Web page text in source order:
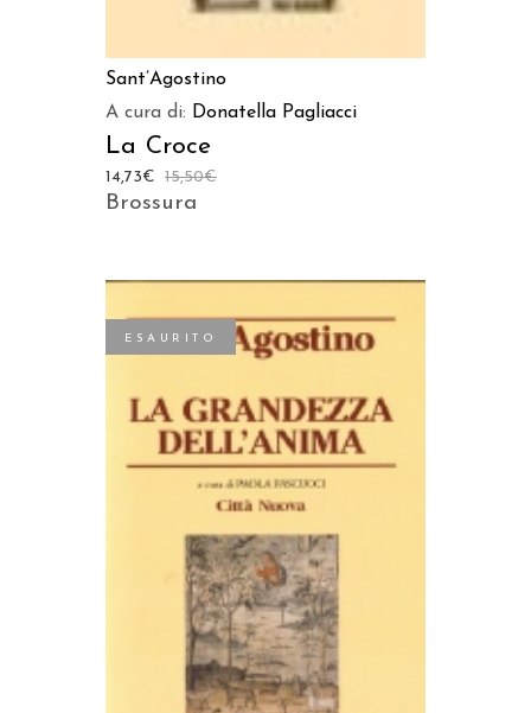
Sant’Agostino
A cura di: Donatella Pagliacci
La Croce
15,50€
14,73€
Brossura
ESAURITO
LEGGI TUTTO